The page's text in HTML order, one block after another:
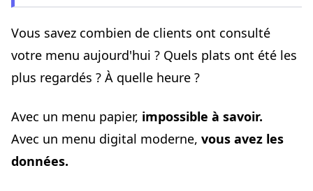
Vous savez combien de clients ont consulté
votre menu aujourd'hui ? Quels plats ont été les
plus regardés ? À quelle heure ?
Avec un menu papier, impossible à savoir.
Avec un menu digital moderne, vous avez les
données.